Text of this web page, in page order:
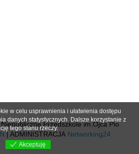
Przedszkole im.Ojca Pio
| ADMINISTRACJA Networking24
w celu usprawnienia i ułatwienia dostępu
danych statystycznych. Dalsze korzystanie z
tego stanu rzeczy.
Akceptuję